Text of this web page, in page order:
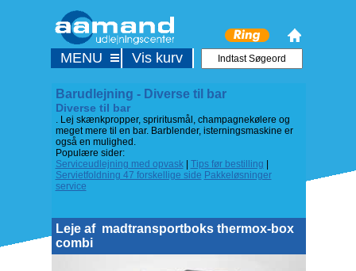
Barudlejning - Diverse til bar
Diverse til bar
. Lej skænkpropper, spriritusmål, champagnekølere og
meget mere til en bar. Barblender, isterningsmaskine er
også en mulighed.
Populære sider:
Serviceudlejning med opvask| Tips før bestilling
Servietfoldning 47 forskellige side Pakkeløsninger
service
Leje af madtransportboks thermox-box
combi
MENU Vis kurv